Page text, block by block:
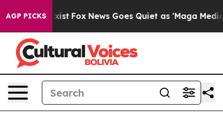
AGP PICKS
Exist Fox News Goes Quiet as 'Maga Media